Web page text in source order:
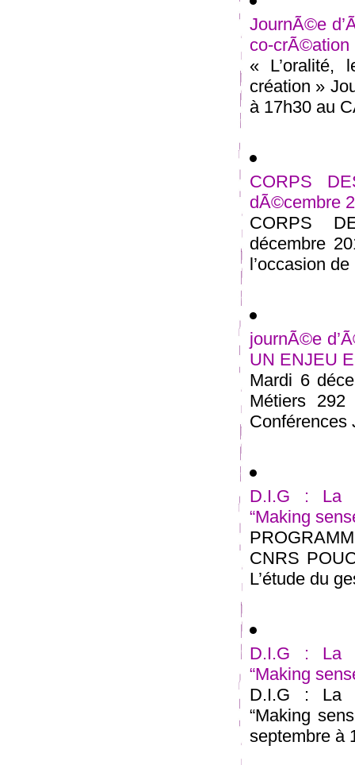
JournÃ©e
co-crÃ©ation
« L’oralité,
création »
à 17h30 au
CORPS
dÃ©cembre
CORPS
décembre
l’occasion
journÃ©e
UN ENJEU
Mardi 6
Métiers
Conférences
D.I.G : La
“Making
CNRS
L’étude du
D.I.G : La
“Making
D.I.G : La
“Making
septembre à